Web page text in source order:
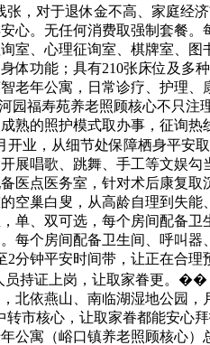
张，对于退休金不高、家庭
心。无任何消费取强制套餐
室、心理征询室、棋牌室、
体功能；具有210张床位及多
老年公寓，日常诊疗、护理
园福寿苑养老照顾核心不只
熟的照护模式取办事，征询
开业，从细节处保障栖身平安
展唱歌、跳舞、手工等文娱
医点医务室，针对术后康复
空巢白叟，从高龄自理到失
单、双可选，每个房间配备
每个房间配备卫生间、呼叫
2分钟平安时间带，让正在合
员持证上岗，让取家眷更。
北依燕山、南临湖湿地公园
转市核心，让取家眷都能安心
公寓（峪口镇养老照顾核心